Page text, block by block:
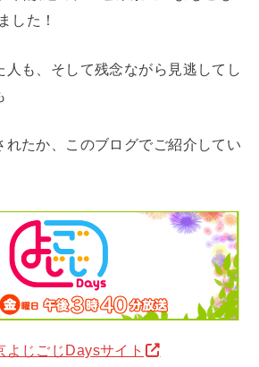
した！
人も、そして残念ながら見逃してし
れたか、このブログでご紹介してい
よじごじDaysサイト